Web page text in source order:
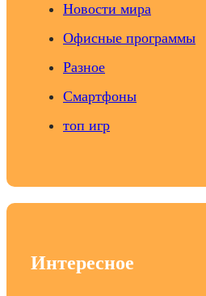
Новости мира
Офисные программы
Разное
Смартфоны
топ игр
Интересное